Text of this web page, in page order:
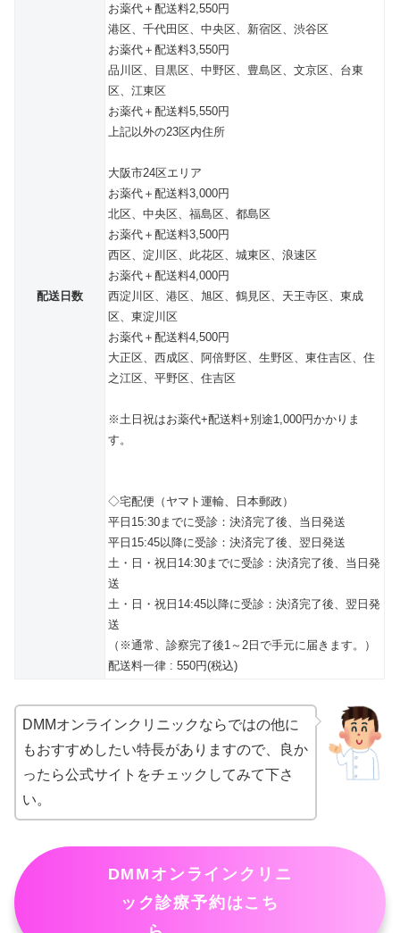
配送日数
お薬代＋配送料2,550円
港区、千代田区、中央区、新宿区、渋谷区
お薬代＋配送料3,550円
品川区、目黒区、中野区、豊島区、文京区、台東
区、江東区
お薬代＋配送料5,550円
上記以外の23区内住所
大阪市24区エリア
お薬代＋配送料3,000円
北区、中央区、福島区、都島区
お薬代＋配送料3,500円
西区、淀川区、此花区、城東区、浪速区
お薬代＋配送料4,000円
西淀川区、港区、旭区、鶴見区、天王寺区、東成
区、東淀川区
お薬代＋配送料4,500円
大正区、西成区、阿倍野区、生野区、東住吉区、住
之江区、平野区、住吉区
※土日祝はお薬代+配送料+別途1,000円かかりま
す。
◇宅配便（ヤマト運輸、日本郵政）
平日15:30までに受診：決済完了後、当日発送
平日15:45以降に受診：決済完了後、翌日発送
土・日・祝日14:30までに受診：決済完了後、当日発
送
土・日・祝日14:45以降に受診：決済完了後、翌日発
送
（※通常、診察完了後1～2日で手元に届きます。）
配送料一律 : 550円(税込)
DMMオンラインクリニックならではの他に
もおすすめしたい特長がありますので、良か
ったら公式サイトをチェックしてみて下さ
い。
DMMオンラインクリニ
ック診療予約はこち